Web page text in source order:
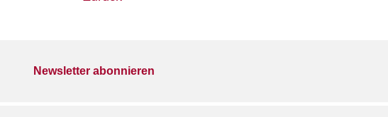
Newsletter abonnieren